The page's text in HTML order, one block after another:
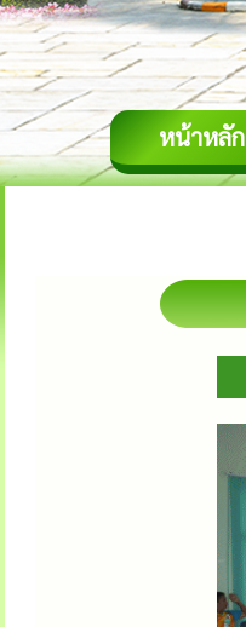
หน้าหลัก